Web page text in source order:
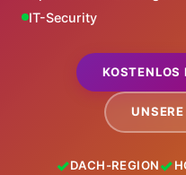
IT-Security
KOSTENLOS
DACH-REGION